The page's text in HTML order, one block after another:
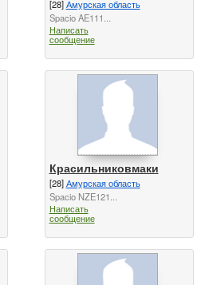
[28]Амурская область
Spacio AE111...
Написать
сообщение
Красильниковмаки
[28]Амурская область
Spacio NZE121...
Написать
сообщение